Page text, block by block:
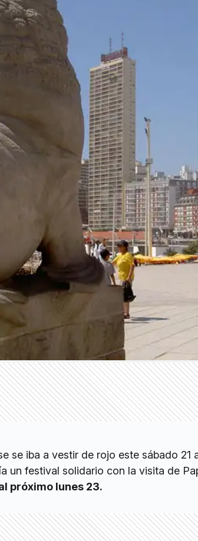
se iba a vestir de rojo este sábado 21
un festival solidario con la visita de
próximo lunes 23.